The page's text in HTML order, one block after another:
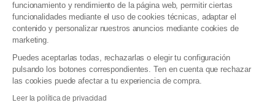
funcionamiento y rendimiento de la página web, permitir ciertas
funcionalidades mediante el uso de cookies técnicas, adaptar el
contenido y personalizar nuestros anuncios mediante cookies de
marketing.
Puedes aceptarlas todas, rechazarlas o elegir tu configuración
pulsando los botones correspondientes. Ten en cuenta que rechazar
las cookies puede afectar a tu experiencia de compra.
Leer la política de privacidad
Política de gestión de datos personales y cookies
Condiciones generales de Venta Profesional
Declaración de accesibilidad